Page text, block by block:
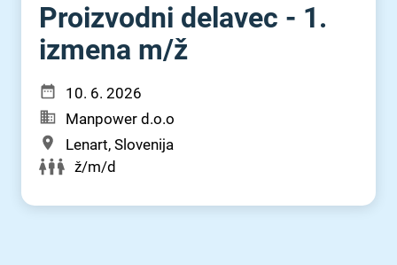
Proizvodni delavec - 1.
izmena m⁠/⁠ž
10. 6. 2026
Manpower d.o.o
Lenart, Slovenija
ž/m/d